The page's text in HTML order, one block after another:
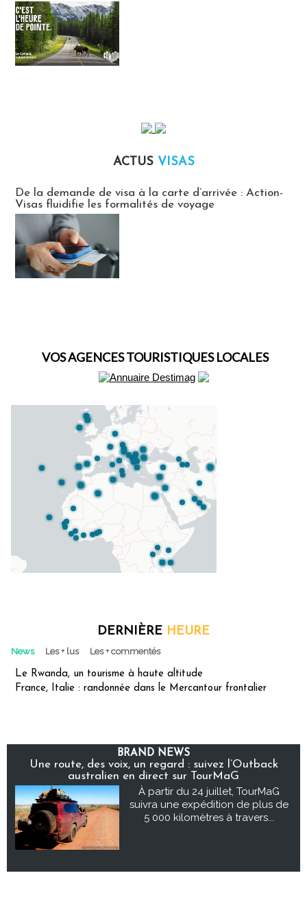
ACTUS VISAS
De la demande de visa à la carte d’arrivée : Action-
Visas fluidifie les formalités de voyage
VOS AGENCES TOURISTIQUES LOCALES
DERNIÈRE HEURE
News Les + lus Les + commentés
Le Rwanda, un tourisme à haute altitude
France, Italie : randonnée dans le Mercantour frontalier
BRAND NEWS
Une route, des voix, un regard : suivez l’Outback
australien en direct sur TourMaG
À partir du 24 juillet, TourMaG
suivra une expédition de plus de
5 000 kilomètres à travers...